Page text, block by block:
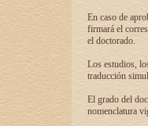
En caso de
firmará el
el doctorado.
Los estudios,
traducción
El grado del
nomenclatura